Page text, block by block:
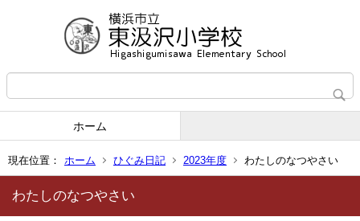
ホーム
現在位置： ホーム ひぐみ日記 2023年度 わたしのなつやさい
わたしのなつやさい